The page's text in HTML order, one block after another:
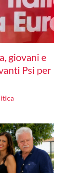
giovani e
Psi per